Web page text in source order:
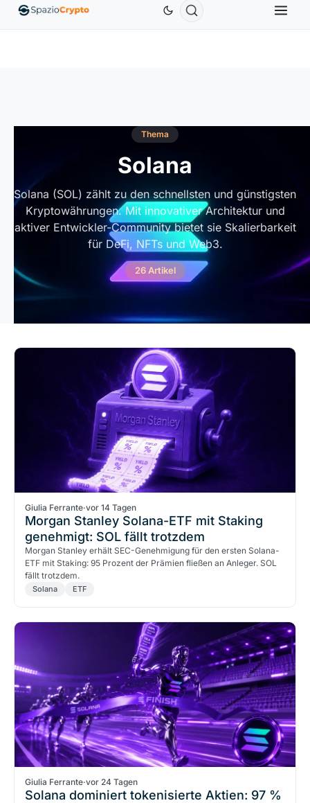
EthereumETH1.880,58 $ TetherUSDT0,9991 $ BNBBNB
Thema
Solana
Solana (SOL) zählt zu den schnellsten und günstigsten
Kryptowährungen. Mit innovativer Architektur und
aktiver Entwickler-Community bietet sie Skalierbarkeit
für DeFi, NFTs und Web3.
26 Artikel
Giulia Ferrante·vor 14 Tagen
Morgan Stanley Solana-ETF mit Staking
genehmigt: SOL fällt trotzdem
Morgan Stanley erhält SEC-Genehmigung für den ersten Solana-
ETF mit Staking: 95 Prozent der Prämien fließen an Anleger. SOL
fällt trotzdem.
Solana ETF
Giulia Ferrante·vor 24 Tagen
Solana dominiert tokenisierte Aktien: 97 %